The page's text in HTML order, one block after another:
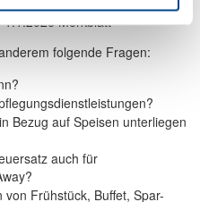
Merkblatt“
folgende Fragen:
Bezug auf Speisen unterliegen
auch für
Frühstück, Buffet, Spar-